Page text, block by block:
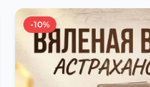
-10%